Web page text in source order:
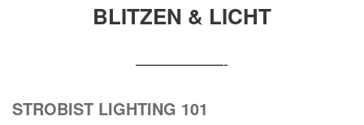
BLITZEN & LICHT
——————-
STROBIST LIGHTING 101